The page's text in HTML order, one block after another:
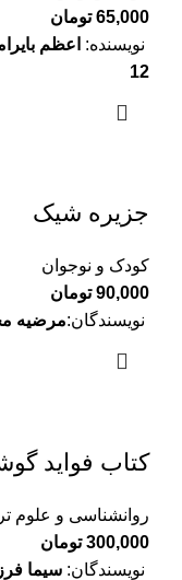
65,000 تومان
نویسنده: اعظم
12
جزیره شیک
کودک و نوجوان
90,000 تومان
نویسندگان:مرضیه
کتاب فواید
روانشناسی و علوم
300,000 تومان
نویسندگان: سیما